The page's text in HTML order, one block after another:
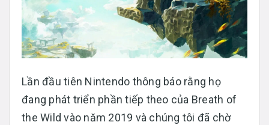
Lần đầu tiên Nintendo thông báo rằng họ
đang phát triển phần tiếp theo của Breath of
the Wild vào năm 2019 và chúng tôi đã chờ